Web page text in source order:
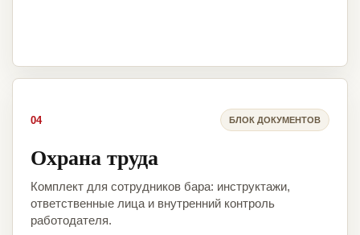
04 БЛОК ДОКУМЕНТОВ
Охрана труда
Комплект для сотрудников бара: инструктажи,
ответственные лица и внутренний контроль
работодателя.